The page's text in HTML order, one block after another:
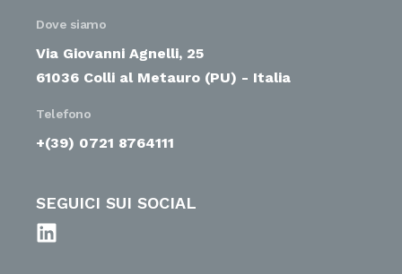
Dove siamo
Via Giovanni Agnelli, 25
61036 Colli al Metauro (PU) - Italia
Telefono
+(39) 0721 8764111
SEGUICI SUI SOCIAL